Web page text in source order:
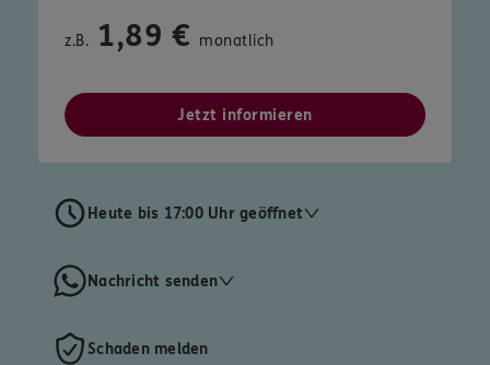
z.B. 1,89 € monatlich
Jetzt informieren
Heute bis 17:00 Uhr geöffnet
Nachricht senden
Schaden melden